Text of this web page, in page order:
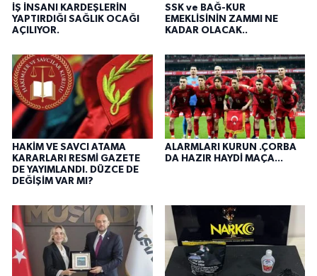
İŞ İNSANI KARDEŞLERİN
YAPTIRDIĞI SAĞLIK OCAĞI
AÇILIYOR.
SSK ve BAĞ-KUR
EMEKLİSİNİN ZAMMI NE
KADAR OLACAK..
HAKİM VE SAVCI ATAMA
KARARLARI RESMİ GAZETE
DE YAYIMLANDI. DÜZCE DE
DEĞİŞİM VAR MI?
ALARMLARI KURUN .ÇORBA
DA HAZIR HAYDİ MAÇA...